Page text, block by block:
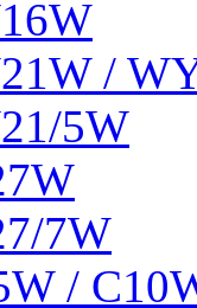
/
5W
7W
/